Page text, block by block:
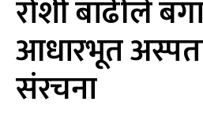
रोशी बाढीले
आधारभूत
संरचना